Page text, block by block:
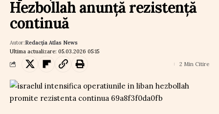
Hezbollah anunță rezistență
continuă
Ultima actualizare: 05.03.2026 05:15
Autor:Redacția Atlas News
2 Min Citire